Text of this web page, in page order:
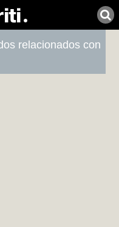
relacionados con